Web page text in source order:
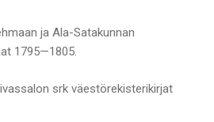
ja Ala-Satakunnan
1795—1805.
srk väestörekisterikirjat